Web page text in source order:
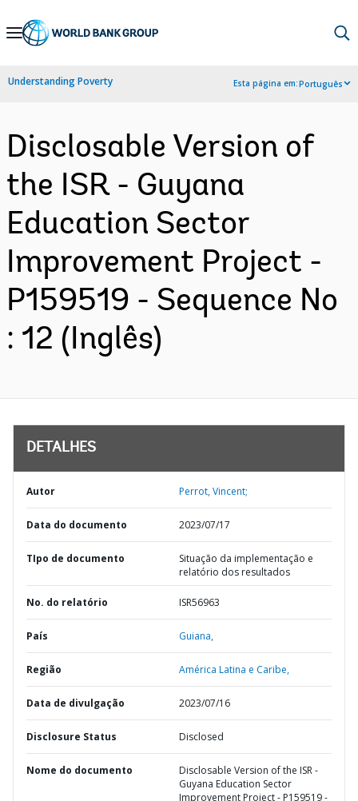
Skip
Navigation
Understanding Poverty Esta página em:Português
Disclosable Version of
the ISR - Guyana
Education Sector
Improvement Project -
P159519 - Sequence No
: 12 (Inglês)
DETALHES
Autor Perrot, Vincent;
Data do documento 2023/07/17
TIpo de documento
Situação da implementação e
relatório dos resultados
No. do relatório ISR56963
País Guiana,
Região América Latina e Caribe,
Data de divulgação 2023/07/16
Disclosure Status Disclosed
Nome do documento
Disclosable Version of the ISR -
Guyana Education Sector
Improvement Project - P159519 -